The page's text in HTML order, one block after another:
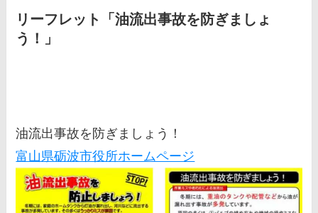
リーフレット「油流出事故を防ぎましょ
う！」
油流出事故を防ぎましょう！
富山県砺波市役所ホームページ